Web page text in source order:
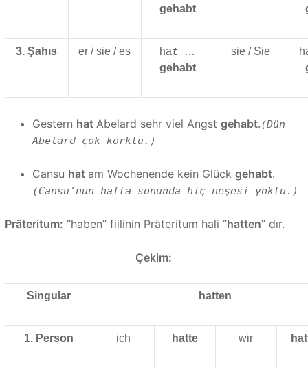
gehabt
3. Şahıs er / sie / es hat
…
gehabt
sie / Sie
Gestern hat Abelard sehr viel Angst gehabt.(Dün
Abelard çok korktu.)
Cansu hat am Wochenende kein Glück gehabt.
(Cansu’nun hafta sonunda hiç neşesi yoktu.)
Präteritum: “haben” fiilinin Präteritum hali “hatten” dır.
Çekim:
Singular hatten
1. Person ich hatte wir